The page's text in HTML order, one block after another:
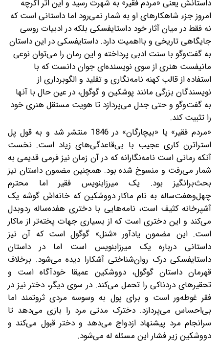
داستانش یعنی «مردم فقیر» به شهرت رسید و این اثر اگرچه
امروز جزء شاهکارهای او به شمار نمی‌رود اما داستانی است که
نه فقط در میان آثار خود داستایفسکی بلکه در ادبیات روسی
جایگاهی تاریخی و بااهمیت دارد. داستایفسکی در این داستان
به گفت‌وگو با سنت ادبی پرداخته و این رمان را می‌توان نوعی
مانیفست هنری از سوی نویسنده‌ای جوان دانست که با
استفاده از قالب کهنه نامه‌نگاری و تقلید و الگوبرداری از
نویسندگان بزرگی مانند پوشکین و گوگول، در عین حال با آنها
به گفت‌وگو و حتی جدل می‌پردازد تا هویت مستقل هنری خود
را تثبیت کند.
«مردم فقیر» یا «بیچارگان» در 1846 منتشر شد و به قول پل
استراترن کاری عجیب با بی‌قاعدگی‌های زیاد است. نخست
آنکه رمانی است نامه‌نگارانه که در آن زمان نیز فرمی قدیمی به
شمار می‌رفت و منسوخ شده بود. همچنین مضمون داستان نیز
بحث‌برانگیز بود. یک میرزابنویس فقیر اما محترم
چهل‌وهفت‌ساله به نام ماکار دووشکین که خانه‌اش گوشه یک
آشپرخانه کثیف است، نامه‌هایی با دختری هفده‌ساله ردوبدل
می‌کند و این دختری است که از بسیاری جهات پخته‌تر از ماکار
است. این مضمون یادآور «شنل» گوگول است که آن نیز
داستانی درباره یک میرزابنویس است اما در داستان
داستایفسکی درک روان‌شناختی آشکارا دیده می‌شود. برخلاف
قهرمان داستان گوگول، دووشکین عمیقا خودآگاه است و
تحقیرهای دردناکی را تحمل می‌کند. در سوی دیگر، دختر نیز در
فقر غوطه‌ور است و برای پول به وسوسه مردی ثروتمند اما
بی‌احساس می‌پردازد. دخترک مدتی مرد را بازی می‌دهد تا
سرانجام مرد پیشنهاد ازدواج می‌دهد و دختر قبول می‌کند و
دووشکین زیر فشار این مسئله له می‌شود.